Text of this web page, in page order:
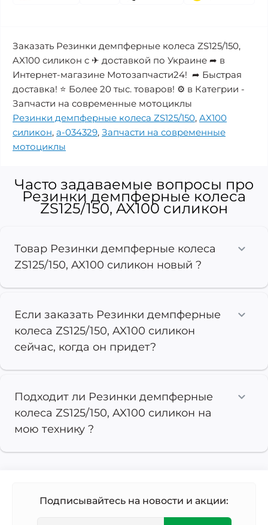
Заказать Резинки демпферные колеса ZS125/150,
AX100 силикон с ✈ доставкой по Украине ➦ в
Интернет-магазине Мотозапчасти24! ➦ Быстрая
доставка! ⭐ Более 20 тыс. товаров! ⚙️ в Категрии -
Запчасти на современные мотоциклы
Резинки демпферные колеса ZS125/150, AX100
силикон, a-034329, Запчасти на современные
мотоциклы
Часто задаваемые вопросы про
Резинки демпферные колеса
ZS125/150, AX100 силикон
Товар Резинки демпферные колеса
ZS125/150, AX100 силикон новый ?
Если заказать Резинки демпферные
колеса ZS125/150, AX100 силикон
сейчас, когда он придет?
Подходит ли Резинки демпферные
колеса ZS125/150, AX100 силикон на
мою технику ?
Подписывайтесь на новости и акции: